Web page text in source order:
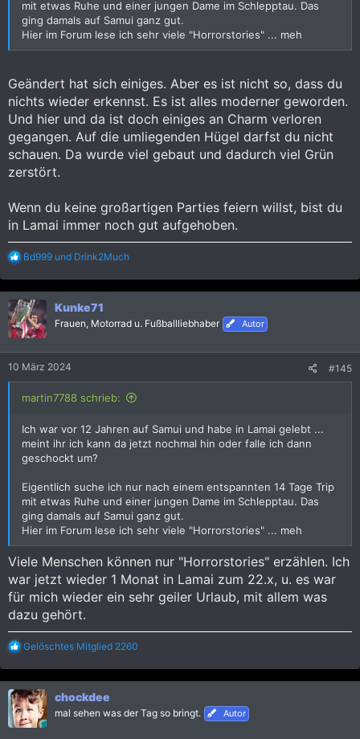
mit etwas Ruhe und einer jungen Dame im Schlepptau. Das
ging damals auf Samui ganz gut.
Hier im Forum lese ich sehr viele "Horrorstories" ... meh
Geändert hat sich einiges. Aber es ist nicht so, dass du
nichts wieder erkennst. Es ist alles moderner geworden.
Und hier und da ist doch einiges an Charm verloren
gegangen. Auf die umliegenden Hügel darfst du nicht
schauen. Da wurde viel gebaut und dadurch viel Grün
zerstört.
Wenn du keine großartigen Parties feiern willst, bist du
in Lamai immer noch gut aufgehoben.
R
a
k
t
i
o
n
:
Bd999 und Drink2Much
Kunke71
Frauen, Motorrad u. Fußballliebhaber Autor
10 März 2024 #145
martin7788 schrieb:
Ich war vor 12 Jahren auf Samui und habe in Lamai gelebt ...
meint ihr ich kann da jetzt nochmal hin oder falle ich dann
geschockt um?
Eigentlich suche ich nur nach einem entspannten 14 Tage Trip
mit etwas Ruhe und einer jungen Dame im Schlepptau. Das
ging damals auf Samui ganz gut.
Hier im Forum lese ich sehr viele "Horrorstories" ... meh
Viele Menschen können nur "Horrorstories" erzählen. Ich
war jetzt wieder 1 Monat in Lamai zum 22.x, u. es war
für mich wieder ein sehr geiler Urlaub, mit allem was
dazu gehört.
R
a
k
t
i
o
Gelöschtes Mitglied 2260
chockdee
mal sehen was der Tag so bringt. Autor